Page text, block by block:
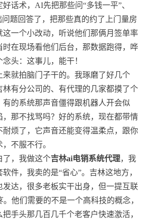
话术，AI先把那些问“多钱一平”、
问题回答了，把那些真的约了上门量房
这一个小改动，听说他们那俩月签单率
时在现场看他们后台，那数据跑得，哗
头：这事儿，能干！
来就拍脑门子干的。我琢磨了好几个
林有分公司的、有代理的几家都摸了个
有的系统那声音僵得跟机器人开会似
，那不找骂吗？好的系统，现在都带情
耐烦了，它声音还能变得温柔点，跟你
不服不行。
了，我做这个吉林ai电销系统代理，我
件，我卖的是“省心”。吉林这地方，
发达，很多老板实干出身，但一提互联
他们需要的不是一个高科技的概念，
手头那几百几千个老客户快速激活，